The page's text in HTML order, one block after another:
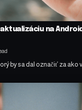
aktualizáciu na
by sa dal označiť za ako